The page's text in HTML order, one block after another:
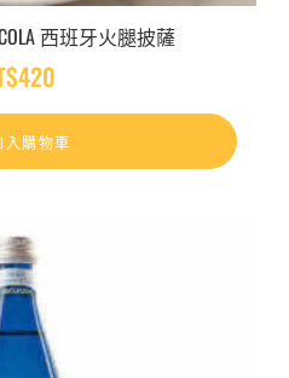
西班牙火腿披薩
420
入購物車